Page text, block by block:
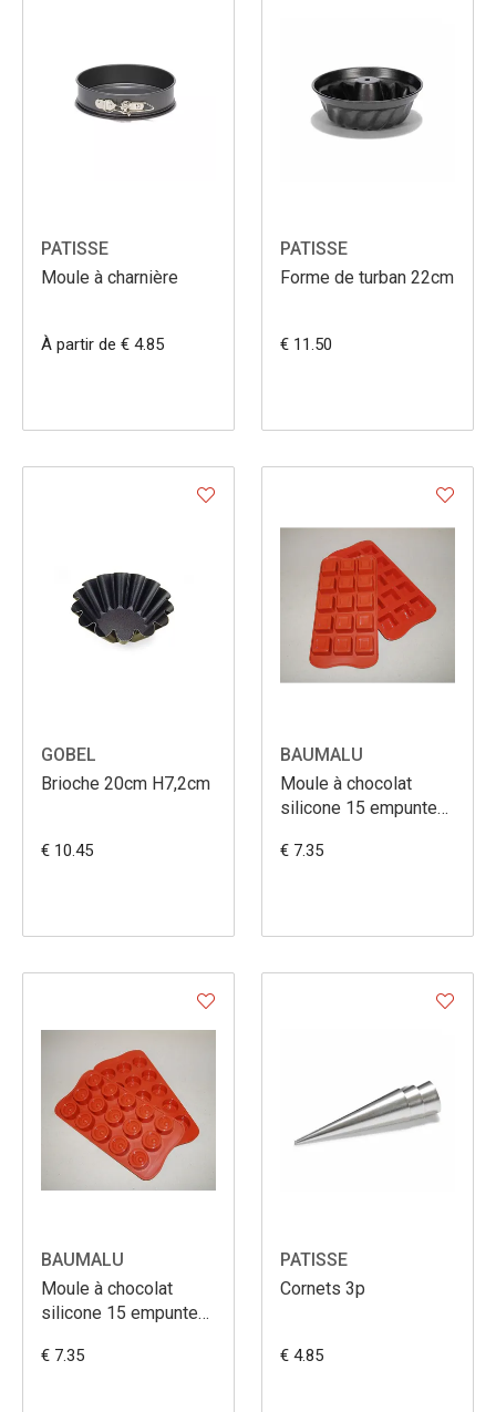
PATISSE
Moule à charnière
À partir de € 4.85
PATISSE
Forme de turban 22cm
€ 11.50
GOBEL
Brioche 20cm H7,2cm
€ 10.45
BAUMALU
Moule à chocolat
silicone 15 empuntes
€ 7.35
BAUMALU
Moule à chocolat
silicone 15 empuntes
€ 7.35
PATISSE
Cornets 3p
€ 4.85